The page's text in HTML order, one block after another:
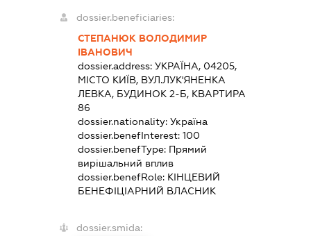
dossier.beneficiaries:
СТЕПАНЮК ВОЛОДИМИР
ІВАНОВИЧ
dossier.address: УКРАЇНА, 04205,
МІСТО КИЇВ, ВУЛ.ЛУК'ЯНЕНКА
ЛЕВКА, БУДИНОК 2-Б, КВАРТИРА
86
dossier.nationality: Україна
dossier.benefInterest: 100
dossier.benefType: Прямий
вирішальний вплив
dossier.benefRole: КІНЦЕВИЙ
БЕНЕФІЦІАРНИЙ ВЛАСНИК
dossier.smida: